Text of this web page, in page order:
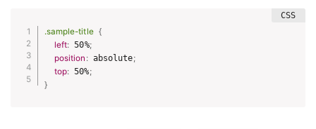
.sample-title {
left: 50%;
position : absolute;
top: 50%;
}